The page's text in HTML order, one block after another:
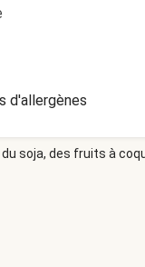
d'allergènes
soja, des fruits à